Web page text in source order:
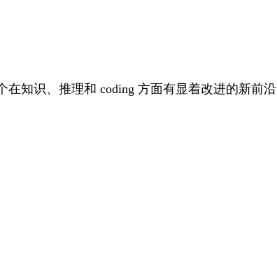
在知识、推理和 coding 方面有显着改进的新前沿